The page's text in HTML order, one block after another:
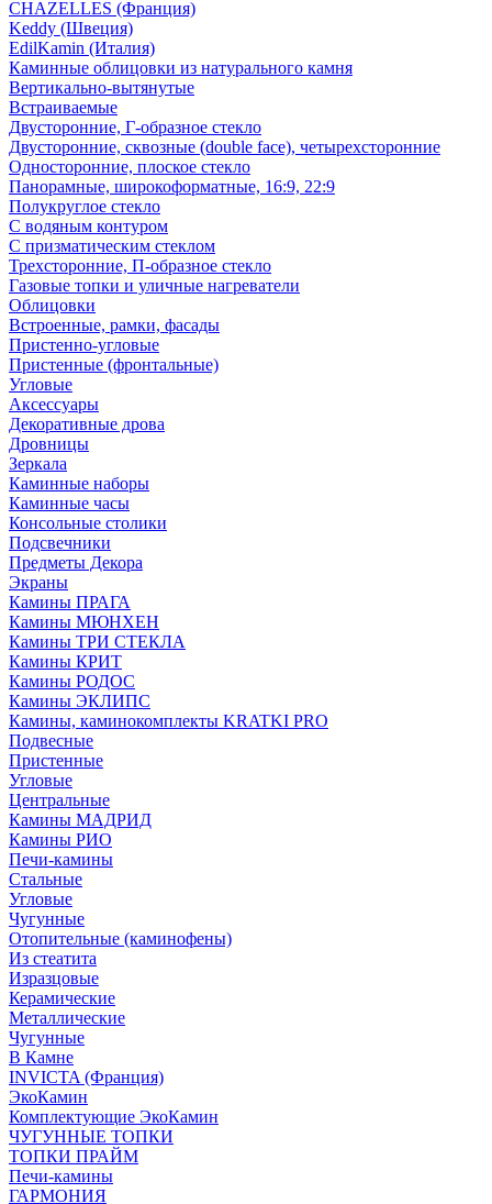
CHAZELLES (Франция)
Keddy (Швеция)
EdilKamin (Италия)
Каминные облицовки из натурального камня
Вертикально-вытянутые
Встраиваемые
Двусторонние, Г-образное стекло
Двусторонние, сквозные (double face), четырехсторонние
Односторонние, плоское стекло
Панорамные, широкоформатные, 16:9, 22:9
Полукруглое стекло
С водяным контуром
С призматическим стеклом
Трехсторонние, П-образное стекло
Газовые топки и уличные нагреватели
Облицовки
Встроенные, рамки, фасады
Пристенно-угловые
Пристенные (фронтальные)
Угловые
Аксессуары
Декоративные дрова
Дровницы
Зеркала
Каминные наборы
Каминные часы
Консольные столики
Подсвечники
Предметы Декора
Экраны
Камины ПРАГА
Камины МЮНХЕН
Камины ТРИ СТЕКЛА
Камины КРИТ
Камины РОДОС
Камины ЭКЛИПС
Камины, каминокомплекты KRATKI PRO
Подвесные
Пристенные
Угловые
Центральные
Камины МАДРИД
Камины РИО
Печи-камины
Стальные
Угловые
Чугунные
Отопительные (каминофены)
Из стеатита
Изразцовые
Керамические
Металлические
Чугунные
В Камне
INVICTA (Франция)
ЭкоКамин
Комплектующие ЭкоКамин
ЧУГУННЫЕ ТОПКИ
ТОПКИ ПРАЙМ
Печи-камины
ГАРМОНИЯ